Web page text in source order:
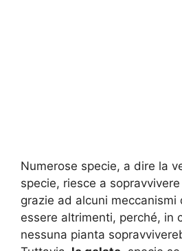
Numerose specie, a dire la
specie, riesce a
grazie ad alcuni
essere altrimenti, perché, in
nessuna pianta